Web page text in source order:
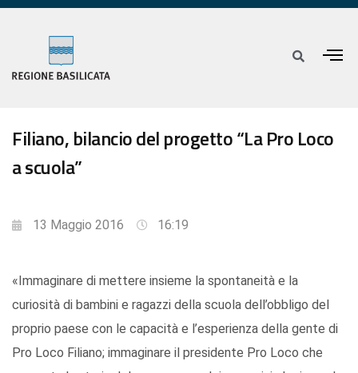
Filiano, bilancio del progetto “La Pro Loco
a scuola”
13 Maggio 2016 16:19
«Immaginare di mettere insieme la spontaneità e la
curiosità di bambini e ragazzi della scuola dell’obbligo del
proprio paese con le capacità e l’esperienza della gente di
Pro Loco Filiano; immaginare il presidente Pro Loco che